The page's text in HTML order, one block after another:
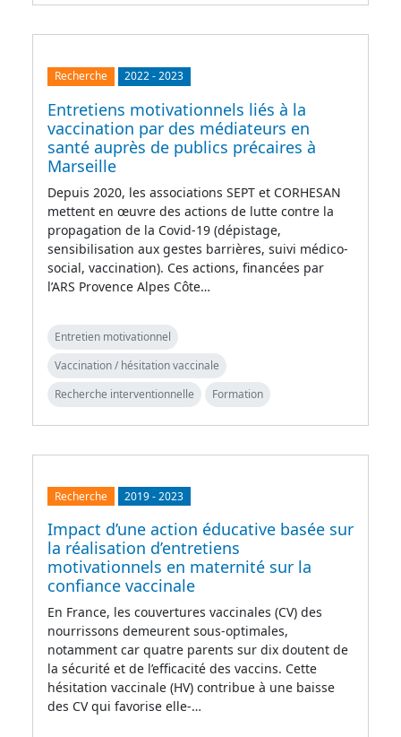
Recherche 2022-2023
Entretiens motivationnels liés à la
vaccination par des médiateurs en
santé auprès de publics précaires à
Marseille
Depuis 2020, les associations SEPT et CORHESAN
mettent en œuvre des actions de lutte contre la
propagation de la Covid-19 (dépistage,
sensibilisation aux gestes barrières, suivi médico-
social, vaccination). Ces actions, financées par
l’ARS Provence Alpes Côte…
Entretien motivationnel
Vaccination / hésitation vaccinale
Recherche interventionnelle
Formation
Recherche 2019-2023
Impact d’une action éducative basée sur
la réalisation d’entretiens
motivationnels en maternité sur la
confiance vaccinale
En France, les couvertures vaccinales (CV) des
nourrissons demeurent sous-optimales,
notamment car quatre parents sur dix doutent de
la sécurité et de l’efficacité des vaccins. Cette
hésitation vaccinale (HV) contribue à une baisse
des CV qui favorise elle-…